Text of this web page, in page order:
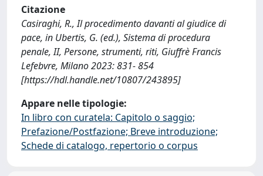
Citazione
Casiraghi, R., Il procedimento davanti al giudice di
pace, in Ubertis, G. (ed.), Sistema di procedura
penale, II, Persone, strumenti, riti, Giuffrè Francis
Lefebvre, Milano 2023: 831- 854
[https://hdl.handle.net/10807/243895]
Appare nelle tipologie:
In libro con curatela: Capitolo o saggio;
Prefazione/Postfazione; Breve introduzione;
Schede di catalogo, repertorio o corpus